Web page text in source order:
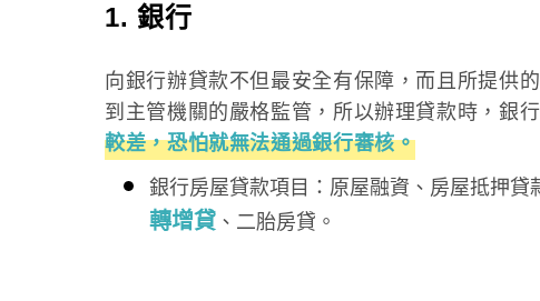
1. 銀行
向銀行辦貸款不但最安全有保障，而且所提供
到主管機關的嚴格監管，所以辦理貸款時，銀
較差，恐怕就無法通過銀行審核。
銀行房屋貸款項目：原屋融資、房屋抵押貸
轉增貸 、二胎房貸。